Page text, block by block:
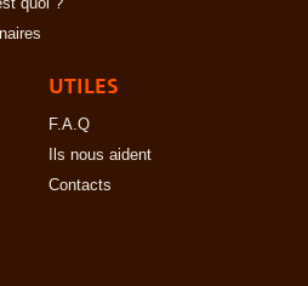
quoi ?
UTILES
F.A.Q
Ils nous aident
Contacts